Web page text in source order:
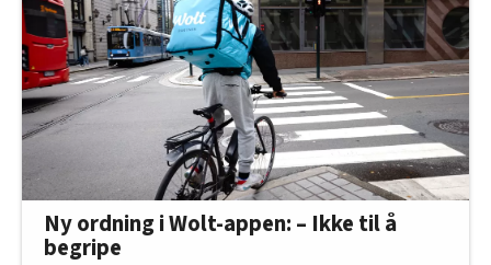
Ny ordning i Wolt-appen: – Ikke til å
begripe